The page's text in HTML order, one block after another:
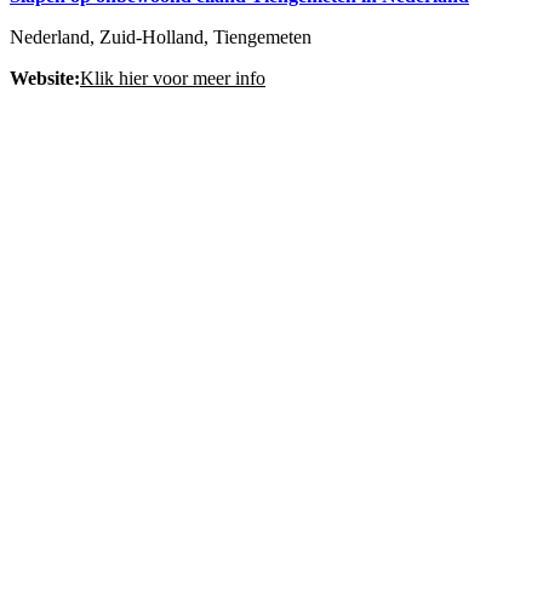
Nederland, Zuid-Holland, Tiengemeten
Website:Klik hier voor meer info